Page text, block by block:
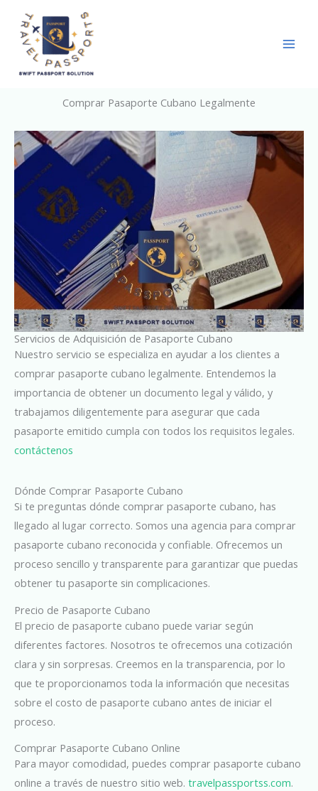
content
Comprar Pasaporte Cubano Legalmente
Servicios de Adquisición de Pasaporte Cubano
Nuestro servicio se especializa en ayudar a los clientes a
comprar pasaporte cubano legalmente. Entendemos la
importancia de obtener un documento legal y válido, y
trabajamos diligentemente para asegurar que cada
pasaporte emitido cumpla con todos los requisitos legales.
contáctenos
Dónde Comprar Pasaporte Cubano
Si te preguntas dónde comprar pasaporte cubano, has
llegado al lugar correcto. Somos una agencia para comprar
pasaporte cubano reconocida y confiable. Ofrecemos un
proceso sencillo y transparente para garantizar que puedas
obtener tu pasaporte sin complicaciones.
Precio de Pasaporte Cubano
El precio de pasaporte cubano puede variar según
diferentes factores. Nosotros te ofrecemos una cotización
clara y sin sorpresas. Creemos en la transparencia, por lo
que te proporcionamos toda la información que necesitas
sobre el costo de pasaporte cubano antes de iniciar el
proceso.
Comprar Pasaporte Cubano Online
Para mayor comodidad, puedes comprar pasaporte cubano
online a través de nuestro sitio web. travelpassportss.com.